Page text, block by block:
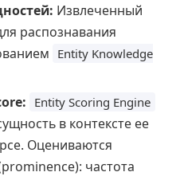
Извлеченный
распознавания
Entity Knowledge
Entity Scoring Engine
в контексте ее
Оцениваются
частота